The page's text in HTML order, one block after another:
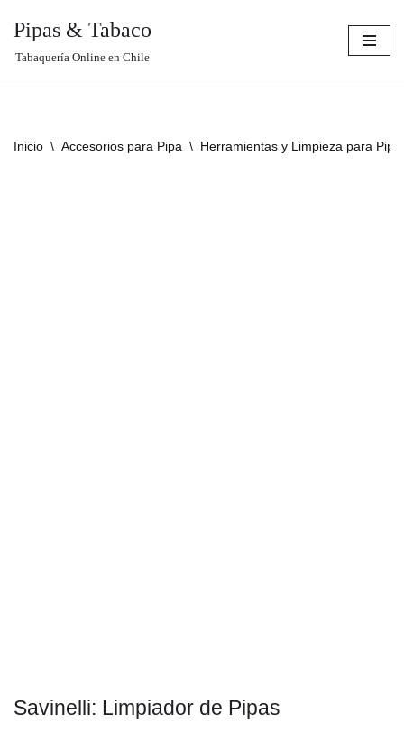
Pipas & Tabaco
Tabaquería Online en Chile
Inicio \ Accesorios para Pipa \ Herramientas y Limpieza para Pipa
Savinelli: Limpiador de Pipas